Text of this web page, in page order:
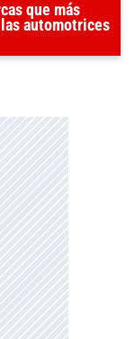
que más
automotrices